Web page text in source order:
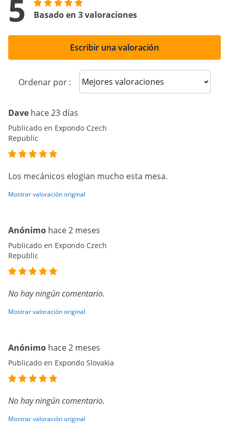
5 Basado en 3 valoraciones
Escribir una valoración
Ordenar por : Sort reviews
Dave hace 23 días
Publicado en Expondo Czech
Republic
Los mecánicos elogian mucho esta mesa.
Mostrar valoración original
Anónimo hace 2 meses
Publicado en Expondo Czech
Republic
No hay ningún comentario.
Mostrar valoración original
Anónimo hace 2 meses
Publicado en Expondo Slovakia
No hay ningún comentario.
Mostrar valoración original